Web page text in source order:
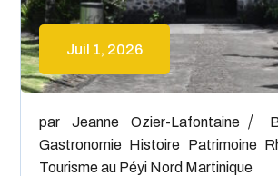
Juil 1, 2026
parJeanne Ozier-Lafontaine
Gastronomie Histoire Patrimoine
Tourisme au Péyi Nord Martinique